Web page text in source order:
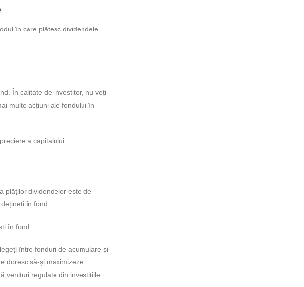
în care plătesc dividendele
În calitate de investitor, nu veți
multe acțiuni ale fondului în
a capitalului.
plăților dividendelor este de
în fond.
în fond.
între fonduri de acumulare și
doresc să-și maximizeze
venituri regulate din investițiile